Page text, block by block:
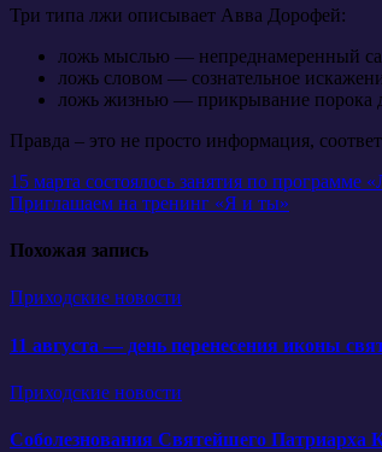
Три типа лжи описывает Авва Дорофей:
ложь мыслью — непреднамеренный
ложь словом — сознательное
ложь жизнью — прикрывание порока
Правда – это не просто информация,
Навигация
по
записям
15 марта состоялось занятия по программе
Приглашаем на тренинг «Я и ты»
Похожая запись
Приходские новости
11 августа — день перенесения иконы
Приходские новости
Соболезнования Святейшего Патриарха